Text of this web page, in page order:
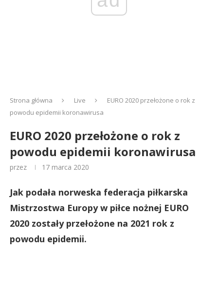
Strona główna Live
EURO 2020 przełożone o rok z
powodu epidemii koronawirusa
EURO 2020 przełożone o rok z
powodu epidemii koronawirusa
przez 17 marca 2020
Jak podała norweska federacja piłkarska
Mistrzostwa Europy w piłce nożnej EURO
2020 zostały przełożone na 2021 rok z
powodu epidemii.